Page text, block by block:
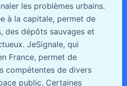
les problèmes urbains.
à la capitale, permet de
des dépôts sauvages et
JeSignale, qui
France, permet de
compétentes de divers
public. Certaines